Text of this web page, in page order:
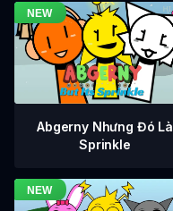
Abgerny Nhưng Đó Là
Sprinkle